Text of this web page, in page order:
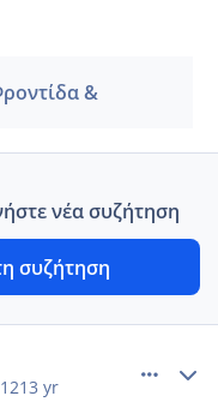
&
νέα συζήτηση
συζήτηση
13 yr